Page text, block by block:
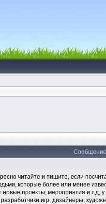
Сообщение
читайте и пишите, если
которые более или менее
проекты, мероприятия и
игр, дизайнеры,